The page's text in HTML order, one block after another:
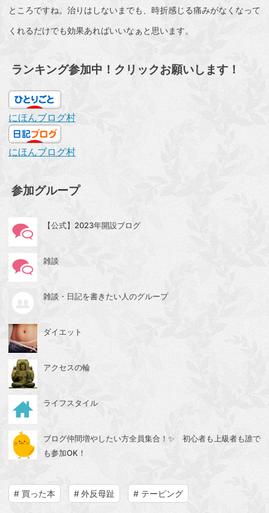
ところですね。治りはしないまでも、時折感じる痛みがなくなって
くれるだけでも効果あればいいなぁと思います。
ランキング参加中！クリックお願いします！
にほんブログ村
にほんブログ村
参加グループ
【公式】2023年開設ブログ
雑談
雑談・日記を書きたい人のグループ
ダイエット
アクセスの輪
ライフスタイル
ブログ仲間増やしたい方全員集合！✨ 初心者も上級者も誰で
も参加OK！
# 買った本 # 外反母趾 # テーピング